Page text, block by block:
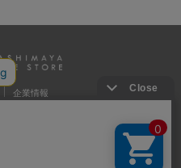
企業情報
表示
プライバシーポリシー
ウェブアクセシビリティ方針